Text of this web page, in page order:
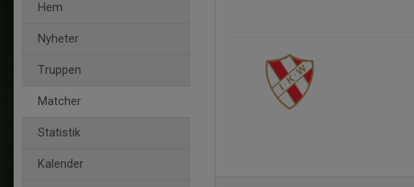
Hem
Nyheter
Truppen
Matcher
Statistik
Kalender